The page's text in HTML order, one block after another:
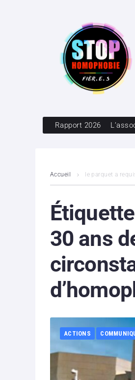
Rapport 2026
Accueil le parquet a
30 ans
ACTIONS